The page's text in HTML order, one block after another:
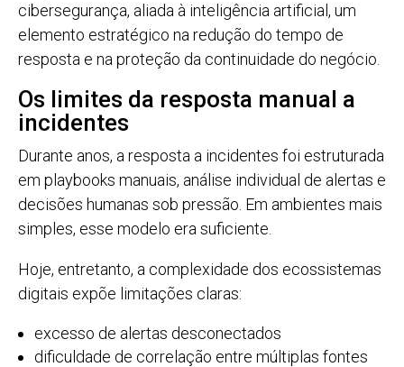
cibersegurança, aliada à inteligência artificial, um
elemento estratégico na redução do tempo de
resposta e na proteção da continuidade do negócio.
Os limites da resposta manual a
incidentes
Durante anos, a resposta a incidentes foi estruturada
em playbooks manuais, análise individual de alertas e
decisões humanas sob pressão. Em ambientes mais
simples, esse modelo era suficiente.
Hoje, entretanto, a complexidade dos ecossistemas
digitais expõe limitações claras:
excesso de alertas desconectados
dificuldade de correlação entre múltiplas fontes